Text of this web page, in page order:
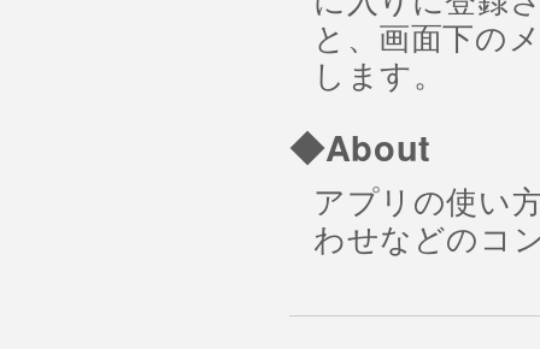
と、画面下の
します。
◆About
アプリの使い
わせなどのコ